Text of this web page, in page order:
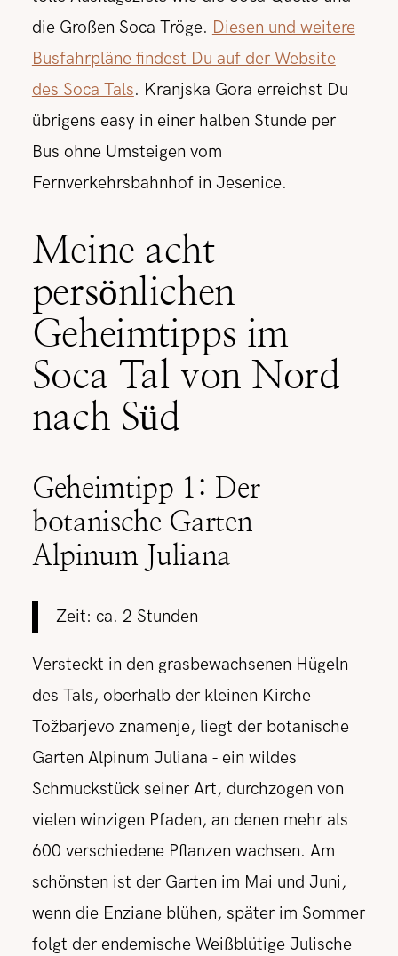
die Großen Soca Tröge. Diesen und weitere
Busfahrpläne findest Du auf der Website
des Soca Tals. Kranjska Gora erreichst Du
übrigens easy in einer halben Stunde per
Bus ohne Umsteigen vom
Fernverkehrsbahnhof in Jesenice.
Meine acht
persönlichen
Geheimtipps im
Soca Tal von Nord
nach Süd
Geheimtipp 1: Der
botanische Garten
Alpinum Juliana
Zeit: ca. 2 Stunden
Versteckt in den grasbewachsenen Hügeln
des Tals, oberhalb der kleinen Kirche
Tožbarjevo znamenje, liegt der botanische
Garten Alpinum Juliana - ein wildes
Schmuckstück seiner Art, durchzogen von
vielen winzigen Pfaden, an denen mehr als
600 verschiedene Pflanzen wachsen. Am
schönsten ist der Garten im Mai und Juni,
wenn die Enziane blühen, später im Sommer
folgt der endemische Weißblütige Julische